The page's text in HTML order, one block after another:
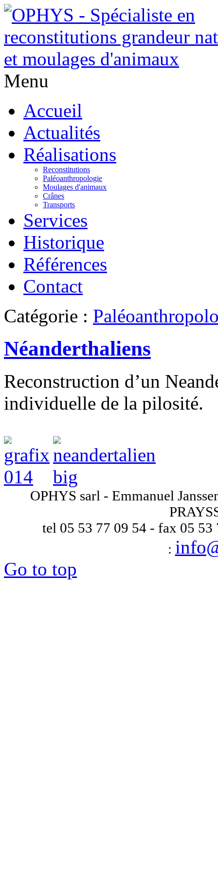
Menu
Accueil
Actualités
Réalisations
Reconstitutions
Paléoanthropologie
Moulages d'animaux
Crânes
Transports
Services
Historique
Références
Contact
Catégorie :
Néanderthaliens
Reconstruction d’un
individuelle de la pilosité.
OPHYS sarl - Emmanuel
tel 05 53 77 09 54 - fax 05
:
Go to top